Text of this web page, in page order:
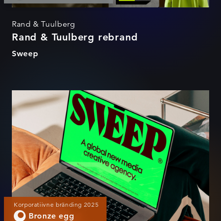
Rand & Tuulberg
Rand & Tuulberg rebrand
Sweep
Sweep
Korporatiivne bränding 2025
Bronze egg